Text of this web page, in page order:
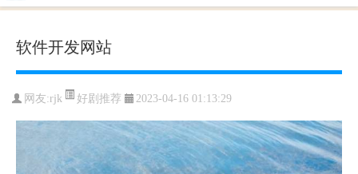
软件开发网站
网友:rjk 好剧推荐 2023-04-16 01:13:29